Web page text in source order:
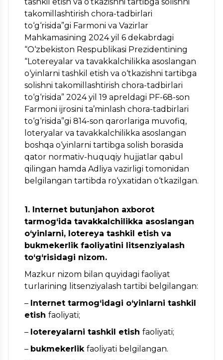
takomillashtirish chora-tadbirlari
to‘g‘risida”gi Farmoni va Vazirlar
Mahkamasining 2024 yil 6 dekabrdagi
“O‘zbekiston Respublikasi Prezidentining
“Lotereyalar va tavakkalchilikka asoslangan
o‘yinlarni tashkil etish va o‘tkazishni tartibga
solishni takomillashtirish chora-tadbirlari
to‘g‘risida” 2024 yil 19 apreldagi PF-68-son
Farmoni ijrosini ta’minlash chora-tadbirlari
to‘g‘risida”gi 814-son qarorlariga muvofiq,
loteryalar va tavakkalchilikka asoslangan
boshqa o‘yinlarni tartibga solish borasida
qator normativ-huquqiy hujjatlar qabul
qilingan hamda Adliya vazirligi tomonidan
belgilangan tartibda ro‘yxatidan o‘tkazilgan.
1. Internet butunjahon axborot
tarmog‘ida tavakkalchilikka asoslangan
o‘yinlarni, lotereya tashkil etish va
bukmekerlik faoliyatini litsenziyalash
to‘g‘risidagi nizom.
Mazkur nizom bilan quyidagi faoliyat
turlarining litsenziyalash tartibi belgilangan:
– Internet tarmog‘idagi o‘yinlarni tashkil
etish faoliyati;
– lotereyalarni tashkil etish faoliyati;
– bukmekerlik faoliyati belgilangan.